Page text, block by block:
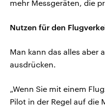
mehr Messgeräten, die
Nutzen für den
Man kann das alles aber
ausdrücken.
„Wenn Sie mit einem
Pilot in der Regel auf die